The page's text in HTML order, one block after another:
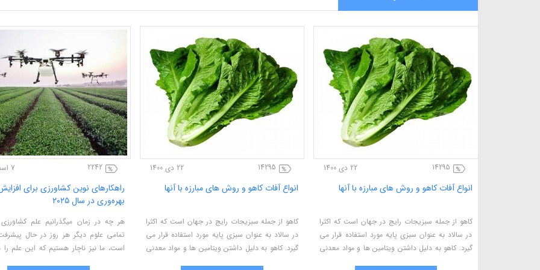
2242 7 اسفند 1403
راهکارهای نوین کشاورزی برای
بهره‌وری در سال ۲۰۲۵
هر چه در زمان میگذرانیم علم کشاورزی
تمامی علوم دیگر هر روز در حال
است، ما نیز ناچار هستیم که این علم را
14295 22 دی 1400
انواع آفات کاهو و روش های مبارزه با آنها
کاهو از جمله سبزیجات رایج در جهان است که اکثرا
در سالاد به عنوان سبزی پایه مورد استفاده قرار می
گیرد. کاهو به دلیل داشتن ویتامین ها و مواد معدنی
14295 22 دی 1400
انواع آفات کاهو و روش های مبارزه با آنها
کاهو از جمله سبزیجات رایج در جهان است که اکثرا
در سالاد به عنوان سبزی پایه مورد استفاده قرار می
گیرد. کاهو به دلیل داشتن ویتامین ها و مواد معدنی